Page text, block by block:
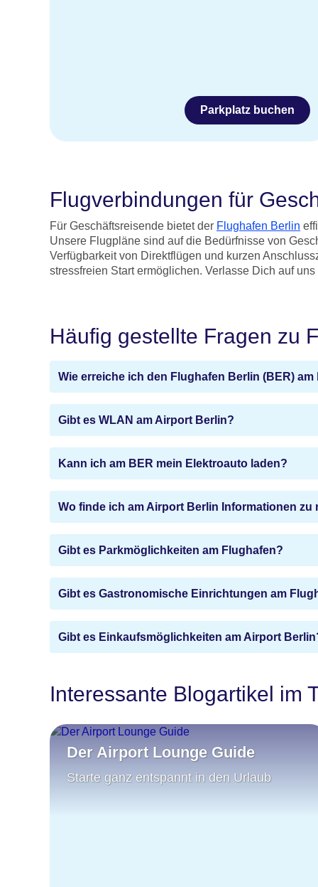
Parkplatz buchen
Flugverbindungen für
Für Geschäftsreisende bietet der Flughafen Berlin
Unsere Flugpläne sind auf die Bedürfnisse von
Verfügbarkeit von Direktflügen und kurzen
stressfreien Start ermöglichen. Verlasse Dich auf
Häufig gestellte Fragen zu
Wie erreiche ich den Flughafen Berlin (BER) am
Gibt es WLAN am Airport Berlin?
Kann ich am BER mein Elektroauto laden?
Wo finde ich am Airport Berlin Informationen zu
Gibt es Parkmöglichkeiten am Flughafen?
Gibt es Gastronomische Einrichtungen am
Gibt es Einkaufsmöglichkeiten am Airport
Interessante Blogartikel im
Der Airport Lounge Guide
Starte ganz entspannt in den Urlaub